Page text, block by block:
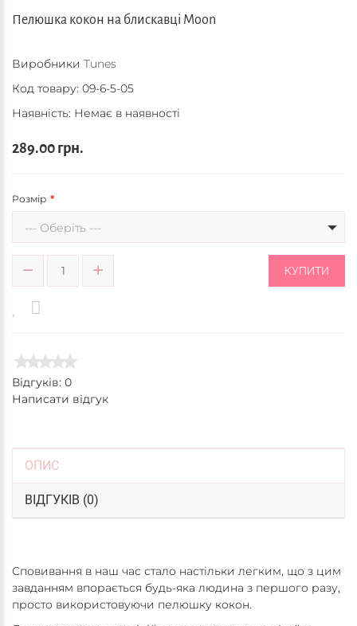
Пелюшка кокон на блискавці Moon
Виробники Tunes
Код товару: 09-6-5-05
Наявність: Немає в наявності
289.00 грн.
Розмір
--- Оберіть ---
КУПИТИ
Відгуків: 0
Написати відгук
ОПИС
ВІДГУКІВ (0)
Сповивання в наш час стало настільки легким, що з цим
завданням впорається будь-яка людина з першого разу,
просто використовуючи пелюшку кокон.